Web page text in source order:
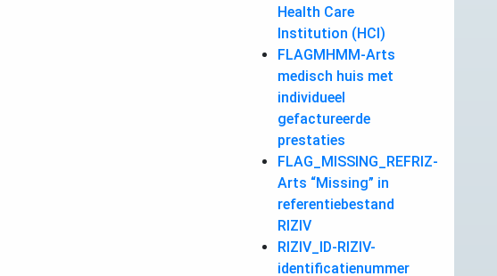
Health Care
Institution (HCI)
FLAGMHMM-Arts
medisch huis met
individueel
gefactureerde
prestaties
FLAG_MISSING_REFRIZ-
Arts “Missing” in
referentiebestand
RIZIV
RIZIV_ID-RIZIV-
identificatienummer